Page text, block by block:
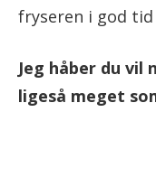
fryseren i god
Jeg håber du
ligeså meget